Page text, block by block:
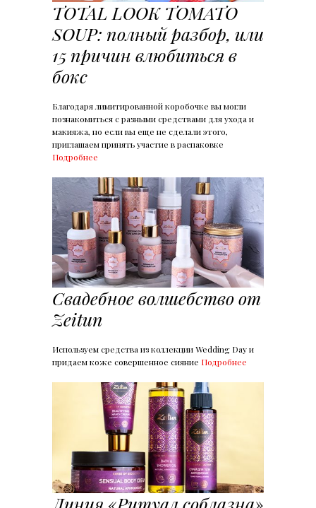
TOTAL LOOK TOMATO
SOUP: полный разбор, или
15 причин влюбиться в
бокс
Благодаря лимитированной коробочке вы могли
познакомиться с разными средствами для ухода и
макияжа, но если вы еще не сделали этого,
приглашаем принять участие в распаковке
Подробнее
Свадебное волшебство от
Zeitun
Используем средства из коллекции Wedding Day и
придаем коже совершенное сияние Подробнее
Линия «Ритуал соблазна»